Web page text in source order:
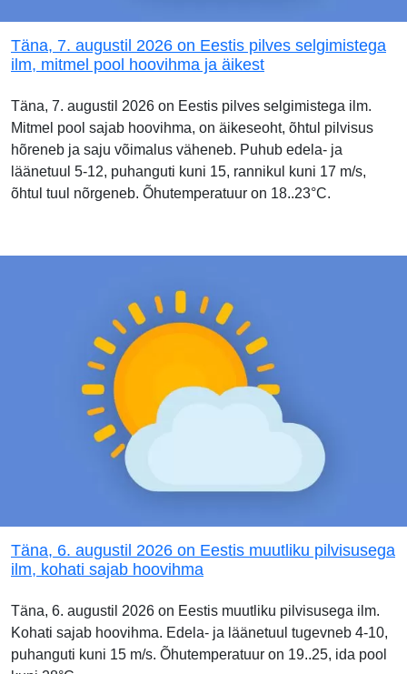
Täna, 7. augustil 2026 on Eestis pilves selgimistega
ilm, mitmel pool hoovihma ja äikest
Täna, 7. augustil 2026 on Eestis pilves selgimistega ilm.
Mitmel pool sajab hoovihma, on äikeseoht, õhtul pilvisus
hõreneb ja saju võimalus väheneb. Puhub edela- ja
läänetuul 5-12, puhanguti kuni 15, rannikul kuni 17 m/s,
õhtul tuul nõrgeneb. Õhutemperatuur on 18..23°C.
Täna, 6. augustil 2026 on Eestis muutliku pilvisusega
ilm, kohati sajab hoovihma
Täna, 6. augustil 2026 on Eestis muutliku pilvisusega ilm.
Kohati sajab hoovihma. Edela- ja läänetuul tugevneb 4-10,
puhanguti kuni 15 m/s. Õhutemperatuur on 19..25, ida pool